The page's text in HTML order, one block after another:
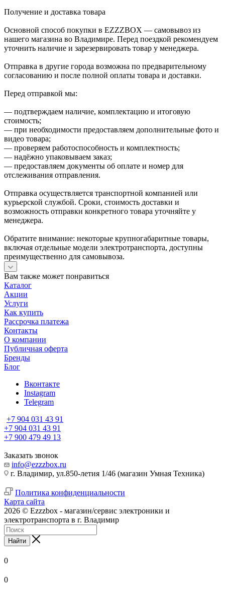
Получение и доставка товара
Основной способ покупки в EZZZBOX — самовывоз из
нашего магазина во Владимире. Перед поездкой рекомендуем
уточнить наличие и зарезервировать товар у менеджера.
Отправка в другие города возможна по предварительному
согласованию и после полной оплаты товара и доставки.
Перед отправкой мы:
— подтверждаем наличие, комплектацию и итоговую
стоимость;
— при необходимости предоставляем дополнительные фото и
видео товара;
— проверяем работоспособность и комплектность;
— надёжно упаковываем заказ;
— предоставляем документы об оплате и номер для
отслеживания отправления.
Отправка осуществляется транспортной компанией или
курьерской службой. Сроки, стоимость доставки и
возможность отправки конкретного товара уточняйте у
менеджера.
Обратите внимание: некоторые крупногабаритные товары,
включая отдельные модели электротранспорта, доступны
преимущественно для самовывоза.
Вам также может понравиться
Каталог
Акции
Услуги
Как купить
Рассрочка платежа
Контакты
О компании
Публичная оферта
Бренды
Блог
Вконтакте
Instagram
Telegram
+7 904 031 43 91
+7 904 031 43 91
+7 900 479 49 13
Заказать звонок
info@ezzzbox.ru
г. Владимир, ул.850-летия 1/46 (магазин Умная Техника)
Политика конфиденциальности
Карта сайта
2026 © Ezzzbox - магазин/сервис электроники и
электротранспорта в г. Владимир
Найти
0
0